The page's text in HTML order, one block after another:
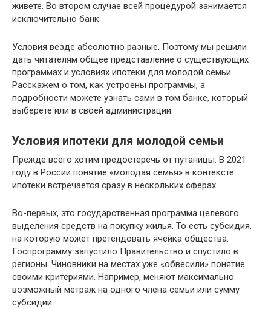
живете. Во втором случае всей процедурой занимается
исключительно банк.
Условия везде абсолютно разные. Поэтому мы решили
дать читателям общее представление о существующих
программах и условиях ипотеки для молодой семьи.
Расскажем о том, как устроены программы, а
подробности можете узнать сами в том банке, который
выберете или в своей администрации.
Условия ипотеки для молодой семьи
Прежде всего хотим предостеречь от путаницы. В 2021
году в России понятие «молодая семья» в контексте
ипотеки встречается сразу в нескольких сферах.
Во-первых, это государственная программа целевого
выделения средств на покупку жилья. То есть субсидия,
на которую может претендовать ячейка общества.
Госпрограмму запустило Правительство и спустило в
регионы. Чиновники на местах уже «обвесили» понятие
своими критериями. Например, меняют максимально
возможный метраж на одного члена семьи или сумму
субсидии.